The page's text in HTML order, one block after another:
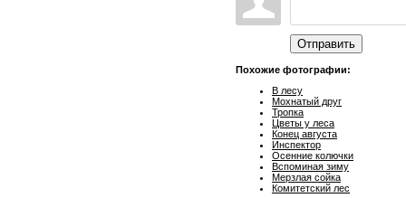
Отправить
Похожие фотографии:
В лесу
Мохнатый друг
Тропка
Цветы у леса
Конец августа
Инспектор
Осенние колючки
Вспоминая зиму
Мерзлая сойка
Комитетский лес